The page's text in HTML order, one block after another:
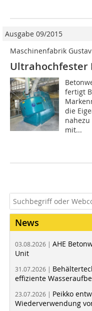
Ausgabe 09/2015
Maschinenfabrik
Ultrahochfester
fertigt
die
mit...
News
03.08.2026 | AHE
Unit
31.07.2026 |
effiziente
23.07.2026 | Peikko
Wiederverwendung